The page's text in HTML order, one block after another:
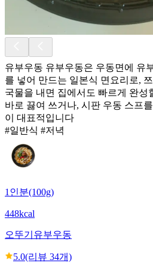
유부우동 유부우동은 우동면에 유
를 넣어 만드는 일본식 면요리로,
국물을 내면 집에서도 빠르게 완성
바로 끓여 쓰거나, 시판 우동 스프
이 대표적입니다
#일반식 #저녁
1인분(100g)
448kcal
오뚜기 유부우동
5.0(리뷰 34개)